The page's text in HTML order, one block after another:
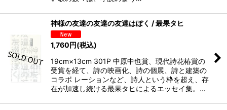
神様の友達の友達の友達はぼく / 最果タヒ
1,760円(税込)
19cm×13cm 301P 中原中也賞、現代詩花椿賞の
受賞を経て、詩の映画化、詩の個展、詩と建築の
コラボ レーションなど、詩人という枠を超え、存
在が加速し続ける最果タヒによるエッセイ集。…